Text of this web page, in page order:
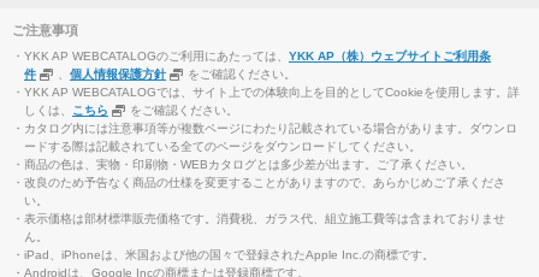
ご注意事項
・YKK AP WEBCATALOGのご利用にあたっては、 YKK AP（株）ウェブサイトご利用条
件
個人情報保護方針
をご確認ください。
・YKK AP WEBCATALOGでは、サイト上での体験向上を目的としてCookieを使用します。詳
しくは、 こちら
をご確認ください。
・カタログ内には注意事項等が複数ページにわたり記載されている場合があります。ダウンロ
ードする際は記載されている全てのページをダウンロードしてください。
・商品の色は、実物・印刷物・WEBカタログとは多少差が出ます。ご了承ください。
・改良のため予告なく商品の仕様を変更することがありますので、あらかじめご了承くださ
い。
・表示価格は部材標準販売価格です。消費税、ガラス代、組立施工費等は含まれておりませ
ん。
・iPad、iPhoneは、米国および他の国々で登録されたApple Inc.の商標です。
・Androidは、Google Incの商標または登録商標です。